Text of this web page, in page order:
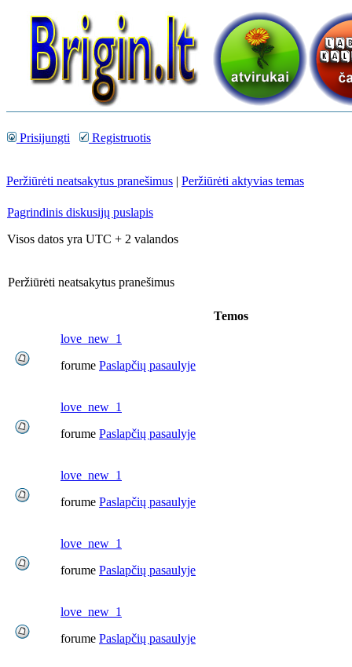
Prisijungti Registruotis
Peržiūrėti neatsakytus pranešimus | Peržiūrėti aktyvias temas
Pagrindinis diskusijų puslapis
Visos datos yra UTC + 2 valandos
Peržiūrėti neatsakytus pranešimus
Temos
love_new_1
forume Paslapčių pasaulyje
love_new_1
forume Paslapčių pasaulyje
love_new_1
forume Paslapčių pasaulyje
love_new_1
forume Paslapčių pasaulyje
love_new_1
forume Paslapčių pasaulyje